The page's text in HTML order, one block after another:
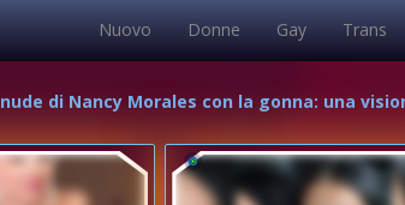
Nuovo Donne Gay Trans
di Nancy Morales con la gonna: una